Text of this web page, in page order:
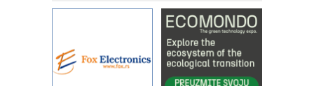
rešenja za filtraciju u hidrauličkim i
procesnim sistemima
Art Utopia Studio – vizuelne priče
industrije i biznisa
RILINEX kompanije Rittal